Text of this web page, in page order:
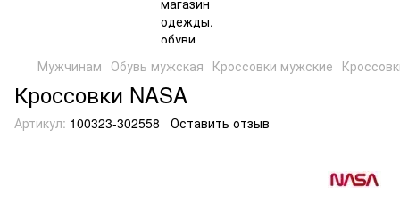
Мужчинам Обувь мужская Кроссовки мужские
Кроссовки NASA
Артикул: 100323-302558 Оставить отзыв